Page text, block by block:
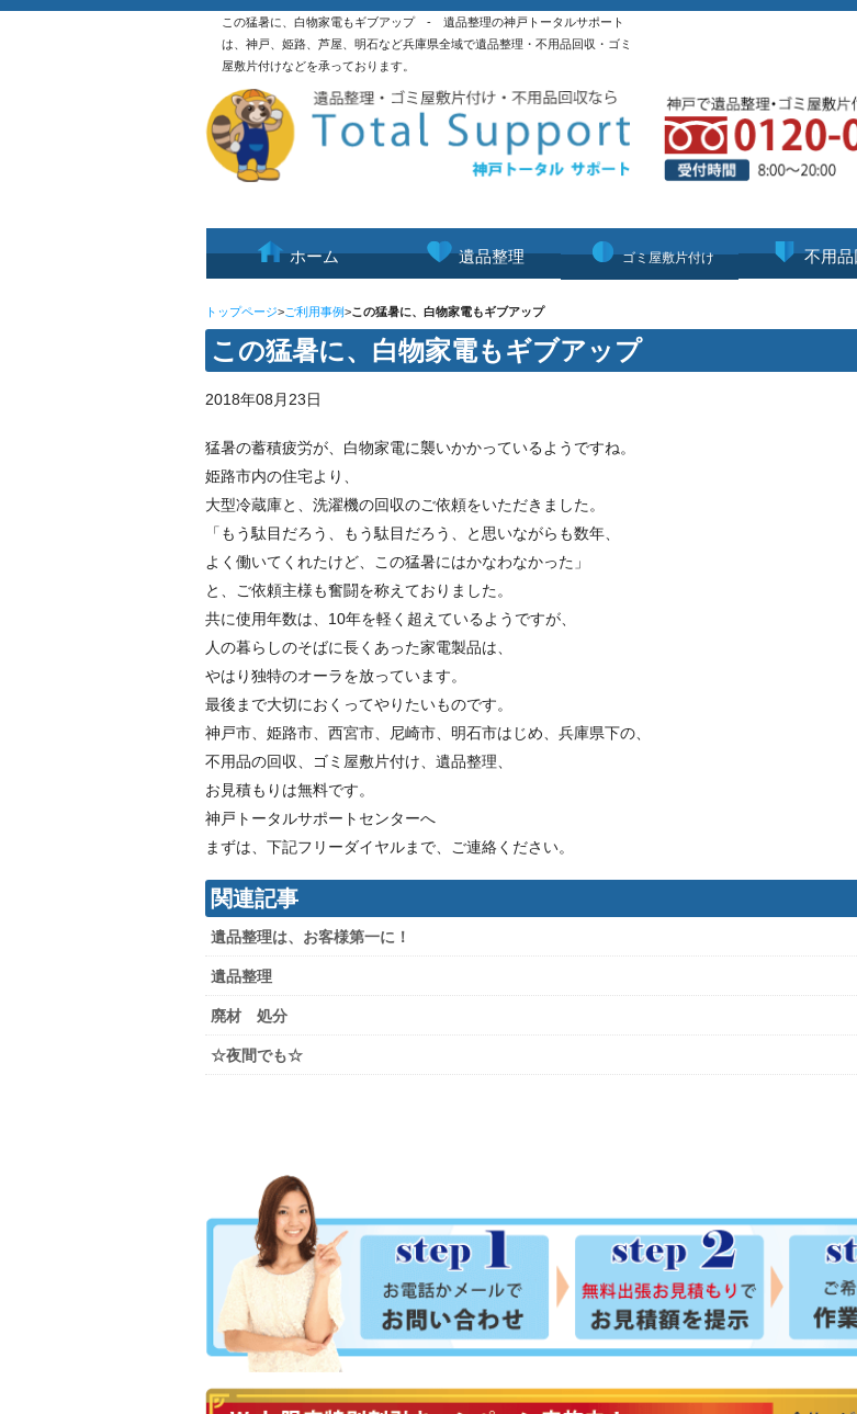
この猛暑に、白物家電もギブアップ - 遺品整理の神戸トータルサポート
は、神戸、姫路、芦屋、明石など兵庫県全域で遺品整理・不用品回収・ゴミ
屋敷片付けなどを承っております。
ホーム 遺品整理 ゴミ屋敷片付け 不用
トップページ>ご利用事例>この猛暑に、白物家電もギブアップ
この猛暑に、白物家電もギブアップ
2018年08月23日
猛暑の蓄積疲労が、白物家電に襲いかかっているようですね。
姫路市内の住宅より、
大型冷蔵庫と、洗濯機の回収のご依頼をいただきました。
「もう駄目だろう、もう駄目だろう、と思いながらも数年、
よく働いてくれたけど、この猛暑にはかなわなかった」
と、ご依頼主様も奮闘を称えておりました。
共に使用年数は、10年を軽く超えているようですが、
人の暮らしのそばに長くあった家電製品は、
やはり独特のオーラを放っています。
最後まで大切におくってやりたいものです。
神戸市、姫路市、西宮市、尼崎市、明石市はじめ、兵庫県下の、
不用品の回収、ゴミ屋敷片付け、遺品整理、
お見積もりは無料です。
神戸トータルサポートセンターへ
まずは、下記フリーダイヤルまで、ご連絡ください。
関連記事
遺品整理は、お客様第一に！
遺品整理
廃材 処分
☆夜間でも☆